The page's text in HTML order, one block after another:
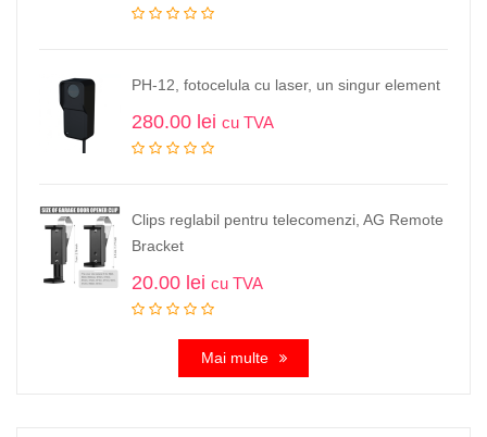
PH-12, fotocelula cu laser, un singur element
280.00 lei cu TVA
Clips reglabil pentru telecomenzi, AG Remote
Bracket
20.00 lei cu TVA
Mai multe